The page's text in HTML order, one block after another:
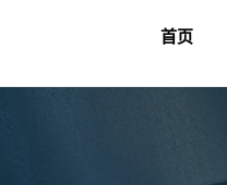
首页